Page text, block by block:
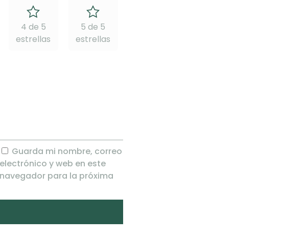
4 de 5
estrellas
5 de 5
estrellas
Guarda mi nombre, correo
electrónico y web en este
navegador para la próxima